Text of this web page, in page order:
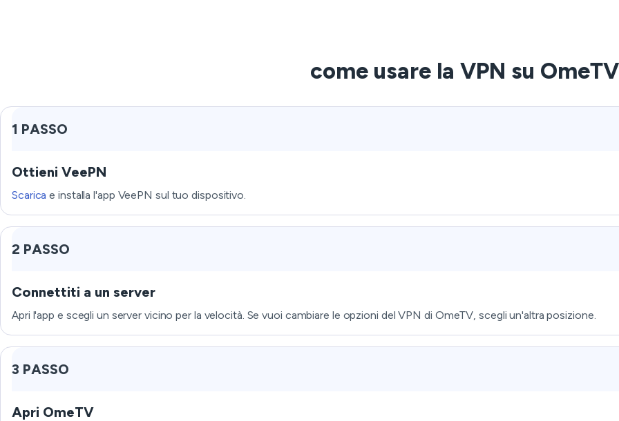
come usare la VPN su OmeTV
1 PASSO
Ottieni VeePN
Scarica e installa l'app VeePN sul tuo dispositivo.
2 PASSO
Connettiti a un server
Apri l'app e scegli un server vicino per la velocità. Se vuoi cambiare le opzioni del VPN di OmeTV, scegli un'altra posizione.
3 PASSO
Apri OmeTV